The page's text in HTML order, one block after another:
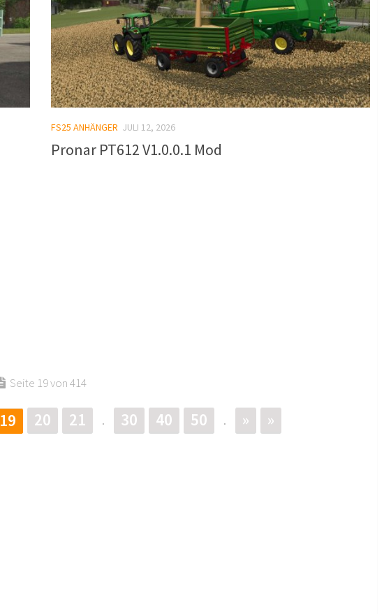
FS25 ANHÄNGER JULI 12, 2026
Pronar PT612 V1.0.0.1 Mod
Seite 19 von 414
19 20 21 . 30 40 50 . » »